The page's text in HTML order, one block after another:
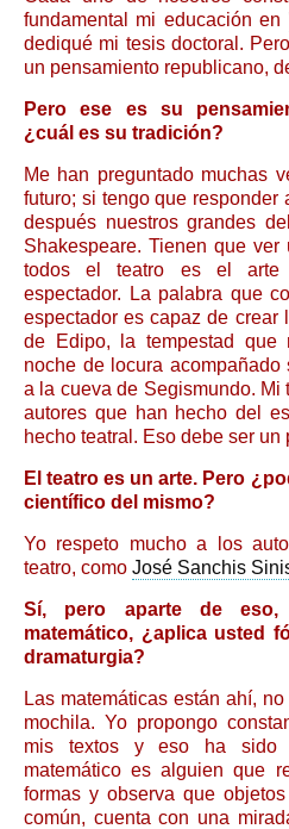
fundamental mi educación en
dediqué mi tesis doctoral.
un pensamiento republicano,
Pero ese es su
¿cuál es su tradición?
Me han preguntado muchas
futuro; si tengo que responder
después nuestros grandes
Shakespeare. Tienen que
todos el teatro es el arte
espectador. La palabra que
espectador es capaz de crear
de Edipo, la tempestad
noche de locura
a la cueva de Segismundo.
autores que han hecho del
hecho teatral. Eso debe ser un
El teatro es un arte. Pero
científico del mismo?
Yo respeto mucho a los
teatro, como José Sanchis
Sí, pero aparte de
matemático, ¿aplica usted
dramaturgia?
Las matemáticas están ahí,
mochila. Yo propongo
mis textos y eso ha sido
matemático es alguien que
formas y observa que
común, cuenta con una